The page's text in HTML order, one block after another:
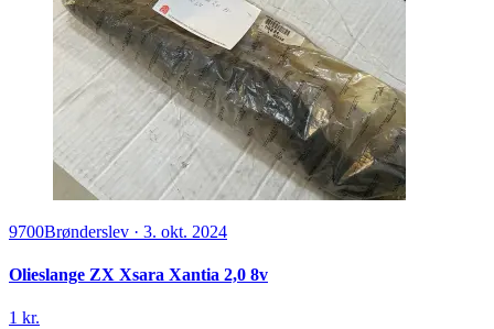
9700Brønderslev · 3. okt. 2024
Olieslange ZX Xsara Xantia 2,0 8v
1 kr.